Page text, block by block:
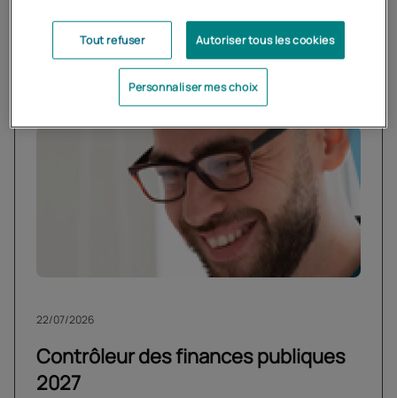
Tous les articles
Contrôleur des finances publiques
2027
22/07/2026
Tout refuser Autoriser tous les cookies
Personnaliser mes choix